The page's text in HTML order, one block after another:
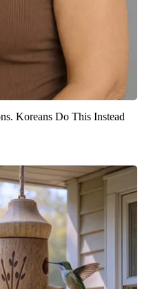
Koreans Do This Instead